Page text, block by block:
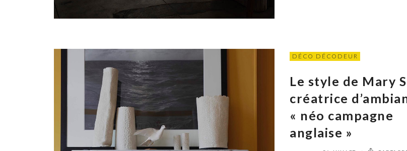
DÉCO DÉCODEUR
Le style de Mary
créatrice
« néo campagne
anglaise »